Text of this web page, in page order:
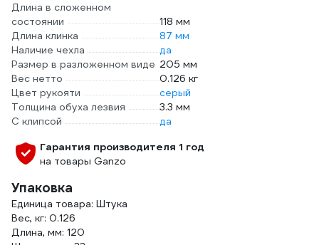
Длина в сложенном
состоянии
118 мм
Длина клинка
87 мм
Наличие чехла
да
Размер в разложенном виде 205 мм
Вес нетто
0.126 кг
Цвет рукояти
серый
Толщина обуха лезвия
3.3 мм
С клипсой
да
Гарантия производителя 1 год
на товары Ganzo
Упаковка
Единица товара: Штука
Вес, кг: 0.126
Длина, мм: 120